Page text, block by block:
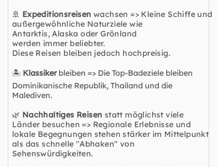
🚢 Expeditionsreisenwachsen => Kleine Schiffe und
außergewöhnliche Naturziele wie
Antarktis, Alaska oderGrönland
werden immer beliebter.
Diese Reisen bleiben jedoch hochpreisig.
🏝️ Klassiker bleiben => Die Top-Badeziele bleiben
Dominikanische Republik, Thailand und die
Malediven.
🌿 Nachhaltiges Reisen statt möglichst viele
Länder besuchen => Regionale Erlebnisse und
lokale Begegnungen stehen stärker im Mittelpunkt
als das schnelle "Abhaken" von
Sehenswürdigkeiten.